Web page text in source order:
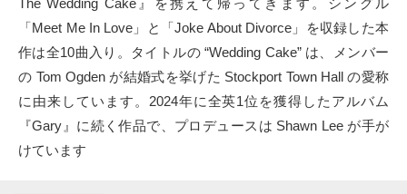
「Meet Me In Love」と「Joke About Divorce」を収録した本
作は全10曲入り。タイトルの “Wedding Cake” は、メンバー
の Tom Ogden が結婚式を挙げた Stockport Town Hall の愛称
に由来しています。2024年に全英1位を獲得したアルバム
『Gary』に続く作品で、プロデュースは Shawn Lee が手が
けています